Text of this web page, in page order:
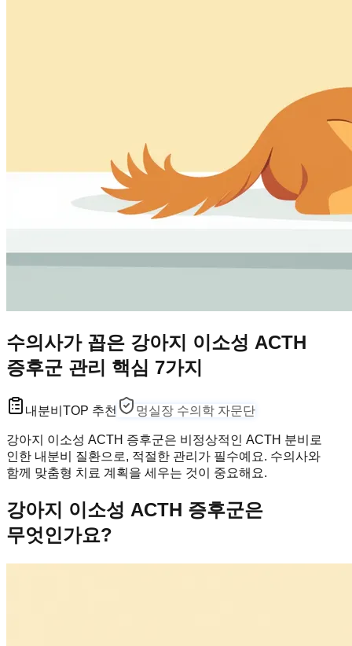
수의사가 꼽은 강아지 이소성 ACTH
증후군 관리 핵심 7가지
내분비 TOP 추천 멍실장 수의학 자문단
강아지 이소성 ACTH 증후군은 비정상적인 ACTH 분비로
인한 내분비 질환으로, 적절한 관리가 필수예요. 수의사와
함께 맞춤형 치료 계획을 세우는 것이 중요해요.
강아지 이소성 ACTH 증후군은
무엇인가요?